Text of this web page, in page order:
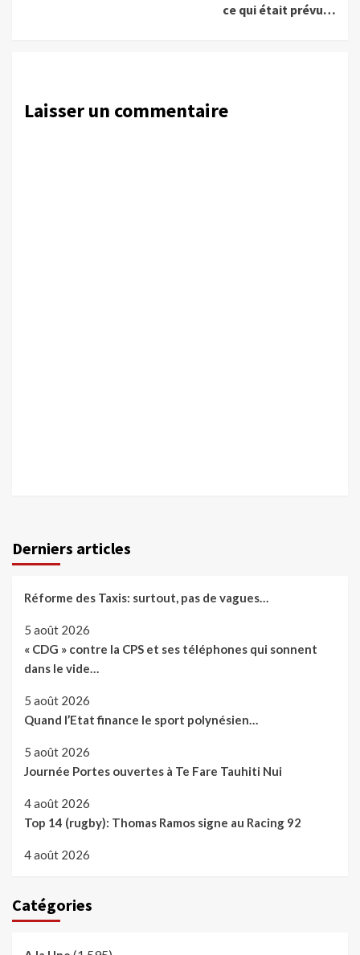
ce qui était prévu…
Laisser un commentaire
Derniers articles
Réforme des Taxis: surtout, pas de vagues…
5 août 2026
« CDG » contre la CPS et ses téléphones qui sonnent
dans le vide…
5 août 2026
Quand l’Etat finance le sport polynésien…
5 août 2026
Journée Portes ouvertes à Te Fare Tauhiti Nui
4 août 2026
Top 14 (rugby): Thomas Ramos signe au Racing 92
4 août 2026
Catégories